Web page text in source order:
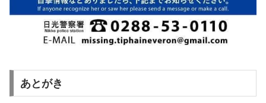
あとがき